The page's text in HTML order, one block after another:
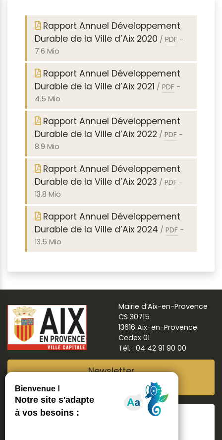
Rapport Annuel Développement
Durable de la Ville d’Aix 2020 / PDF -
7.6 Mio
Rapport Annuel Développement
Durable de la Ville d’Aix 2021 / PDF -
4.5 Mio
Rapport Annuel Développement
Durable de la Ville d’Aix 2022 / PDF -
8.9 Mio
Rapport Annuel Développement
Durable de la Ville d’Aix 2023 / PDF -
13.8 Mio
Rapport Annuel Développement
Durable de la Ville d’Aix 2024 / PDF -
13.5 Mio
Mairie d’Aix-en-Provence
CS 30715
13616 Aix-en-Provence
Cedex 01
Tél. : 04 42 91 90 00
Newsletter
Suivre Aix ma ville